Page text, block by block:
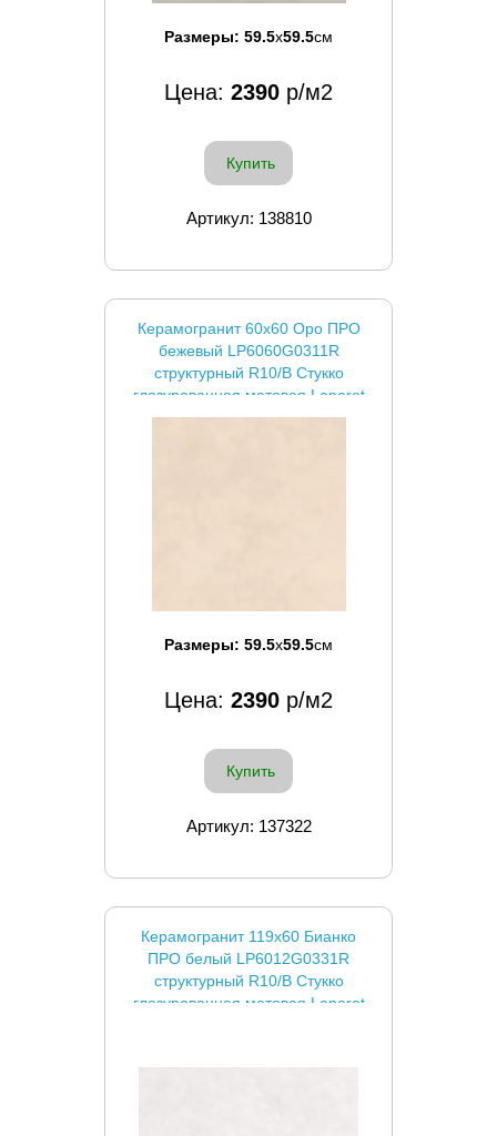
Размеры: 59.5x59.5см
Цена: 2390 р/м2
Купить
Артикул: 138810
Керамогранит 60x60 Оро ПРО
бежевый LP6060G0311R
структурный R10/B Стукко
глазурованная матовая Laparet
Размеры: 59.5x59.5см
Цена: 2390 р/м2
Купить
Артикул: 137322
Керамогранит 119x60 Бианко
ПРО белый LP6012G0331R
структурный R10/B Стукко
глазурованная матовая Laparet